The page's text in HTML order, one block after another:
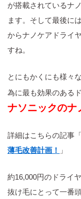
が搭載されているナ
ます。そして最後に
からナノケアドライ
すね。
とにもかくにも様々
為に最も効果のある
ナソニックのナ
詳細はこちらの記事
薄毛改善計画！
」
約16,000円のドライ
抜け毛にとって一番